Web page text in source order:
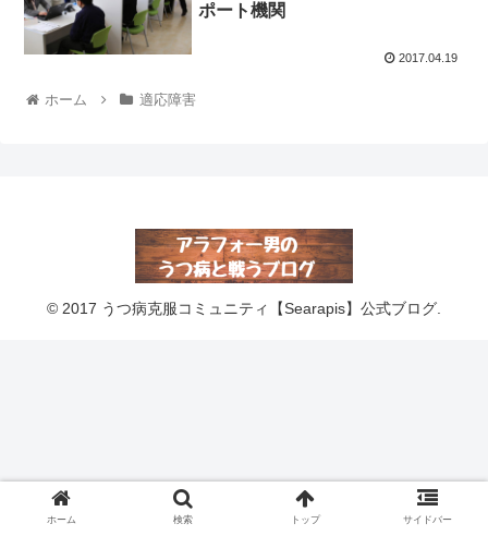
ポート機関
2017.04.19
ホーム 適応障害
© 2017 うつ病克服コミュニティ【Searapis】公式ブログ.
ホーム 検索 トップ サイドバー